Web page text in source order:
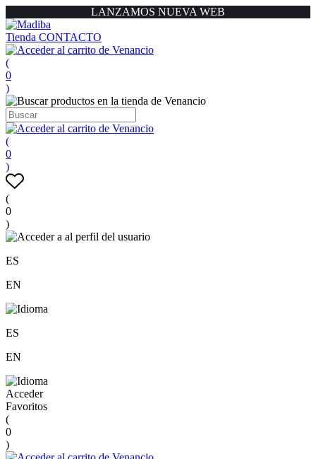
LANZAMOS NUEVA WEB
Tienda CONTACTO
(
0
)
(
0
)
(
0
)
ES
EN
ES
EN
Acceder
Favoritos
(
0
)